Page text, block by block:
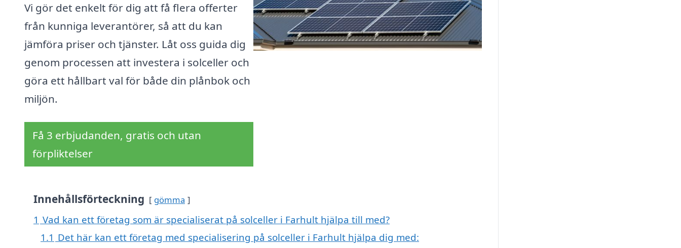
Vi gör det enkelt för dig att få flera offerter
från kunniga leverantörer, så att du kan
jämföra priser och tjänster. Låt oss guida dig
genom processen att investera i solceller och
göra ett hållbart val för både din plånbok och
miljön.
Få 3 erbjudanden, gratis och utan
förpliktelser
Innehållsförteckning gömma
1 Vad kan ett företag som är specialiserat på solceller i Farhult hjälpa till med?
1.1 Det här kan ett företag med specialisering på solceller i Farhult hjälpa dig med: